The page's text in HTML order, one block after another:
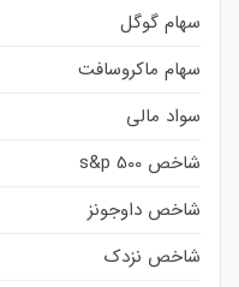
سهام گوگل
سهام ماکروسافت
سواد مالی
شاخص s&p 500
شاخص داوجونز
شاخص نزدک